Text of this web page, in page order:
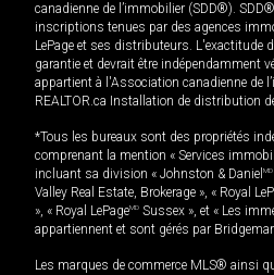
canadienne de l’immobilier (SDD®).
inscriptions tenues par des agences
LePage et ses distributeurs. L'exactitude
garantie et devrait être indépendamment
appartient à l'Association canadienne de
REALTOR.ca Installation de distribution
*Tous les bureaux sont des propriétés
comprenant la mention « Services
incluant sa division « Johnston & Daniel MD
Valley Real Estate, Brokerage », « Royal
», « Royal LePageMD Sussex », et « Les
appartiennent et sont gérés par
Les marques de commerce MLS® ainsi